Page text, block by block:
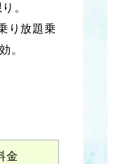
。
り放題乗
。
金